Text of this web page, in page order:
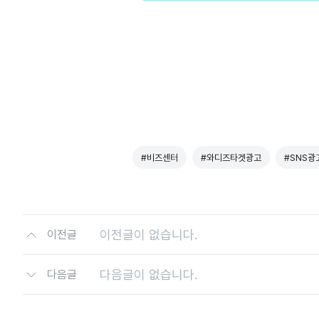
#비즈센터 #와디즈타겟광고 #SNS광
이전글 이전글이 없습니다.
다음글 다음글이 없습니다.